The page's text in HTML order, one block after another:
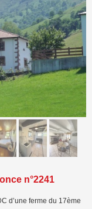
>
n°2241
d’une ferme du 17ème